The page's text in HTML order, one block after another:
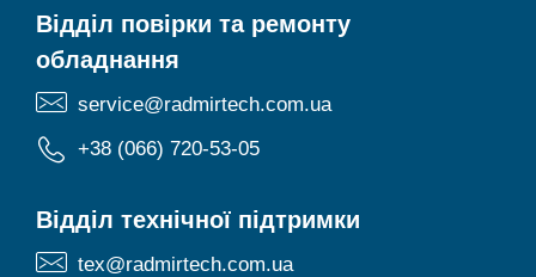
Відділ повірки та ремонту
обладнання
service@radmirtech.com.ua
+38 (066) 720-53-05
Відділ технічної підтримки
tex@radmirtech.com.ua